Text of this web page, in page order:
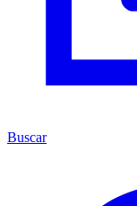
Buscar